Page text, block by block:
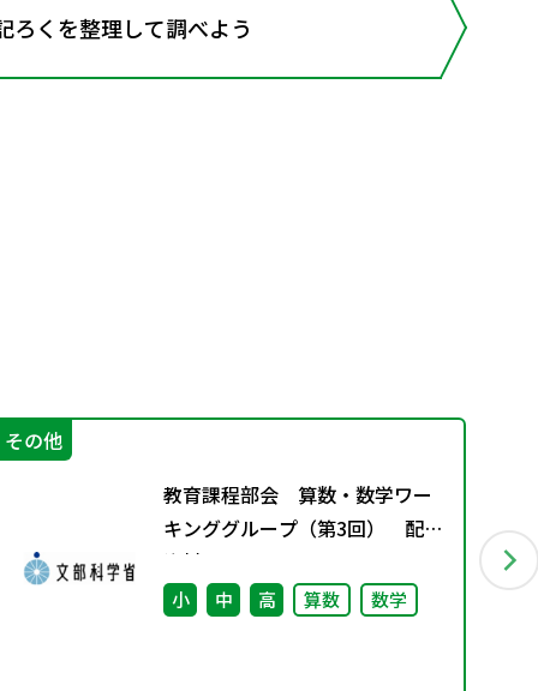
くを整理して調べよう
その他
教育課程部会 算数・数学ワー
キンググループ（第3回） 配付
資料
小 中 高 算数 数学